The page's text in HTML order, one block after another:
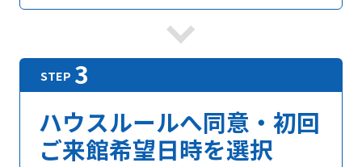
ハウスルールへ同意・初回
ご来館希望日時を選択